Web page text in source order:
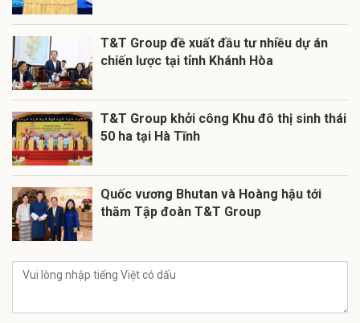
T&T Group đề xuất đầu tư nhiều dự án
chiến lược tại tỉnh Khánh Hòa
T&T Group khởi công Khu đô thị sinh thái
50 ha tại Hà Tĩnh
Quốc vương Bhutan và Hoàng hậu tới
thăm Tập đoàn T&T Group